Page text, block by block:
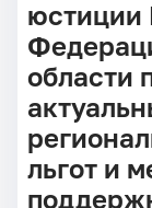
юстиции
области
льгот и